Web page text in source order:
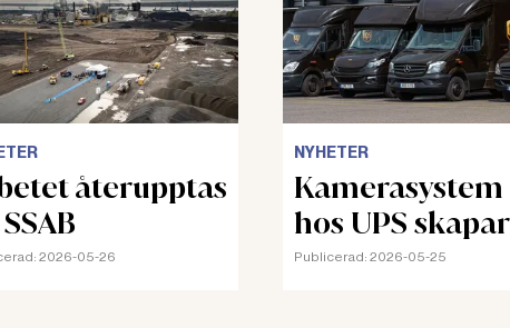
återupptas
2026-05-26
NYHETER
Kamerasystem
hos UPS skapar
stress och oro
Publicerad: 2026-05-25